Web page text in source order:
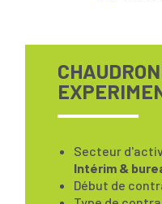
Secteur
Intérim &
Début de